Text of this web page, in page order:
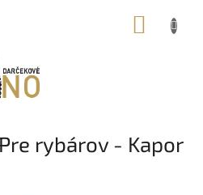
rybárov - Kapor